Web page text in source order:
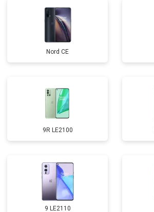
Nord CE
9R LE2100
9 LE2110